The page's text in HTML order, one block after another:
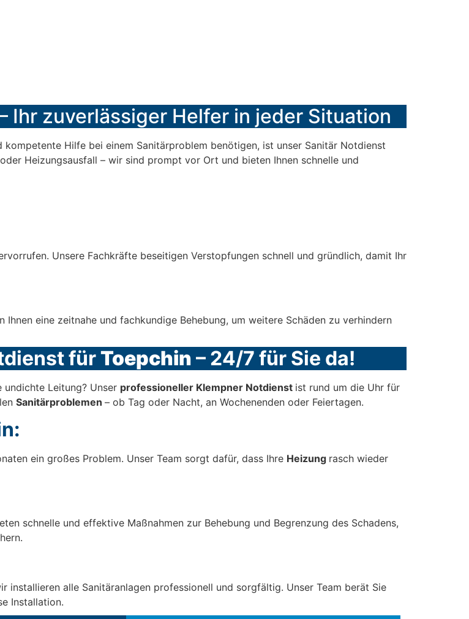
Ihr zuverlässiger Helfer in jeder Situation
kompetente Hilfe bei einem Sanitärproblem benötigen, ist unser Sanitär Notdienst
Heizungsausfall – wir sind prompt vor Ort und bieten Ihnen schnelle und
Unsere Fachkräfte beseitigen Verstopfungen schnell und gründlich, damit Ihr
Ihnen eine zeitnahe und fachkundige Behebung, um weitere Schäden zu verhindern
fürToepchin – 24/7 für Sie da!
undichte Leitung? Unser professioneller Klempner Notdienst ist rund um die Uhr für
Sanitärproblemen – ob Tag oder Nacht, an Wochenenden oder Feiertagen.
ein großes Problem. Unser Team sorgt dafür, dass Ihre Heizung rasch wieder
schnelle und effektive Maßnahmen zur Behebung und Begrenzung des Schadens,
installieren alle Sanitäranlagen professionell und sorgfältig. Unser Team berät Sie
Installation.